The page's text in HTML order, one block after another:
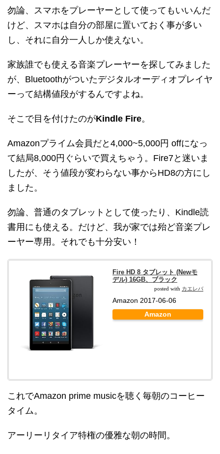
勿論、スマホをプレーヤーとして使ってもいいんだ
けど、スマホは自分の部屋に置いておく事が多い
し、それに自分一人しか使えない。
家族誰でも使える音楽プレーヤーを探してみました
が、Bluetoothがついたデジタルオーディオプレイヤ
ーって結構値段がするんですよね。
そこで目を付けたのがKindle Fire。
Amazonプライム会員だと4,000~5,000円 offになっ
て結局8,000円ぐらいで買えちゃう。Fire7と迷いま
したが、そう値段が変わらない事からHD8の方にし
ました。
勿論、普通のタブレットとして使ったり、Kindle読
書用にも使える。だけど、我が家では殆ど音楽プレ
ーヤー専用。それでも十分安い！
Fire HD 8 タブレット (Newモ
デル) 16GB、ブラック
posted with カエレバ
Amazon 2017-06-06
Amazon
これでAmazon prime musicを聴く毎朝のコーヒー
タイム。
アーリーリタイア特権の優雅な朝の時間。